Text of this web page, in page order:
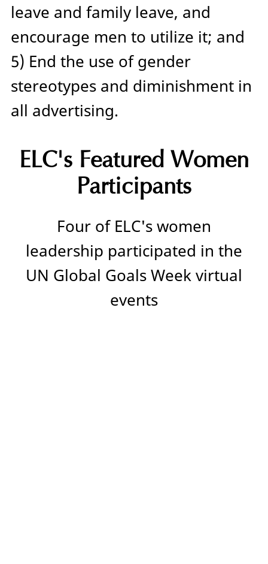
leave and family leave, and
encourage men to utilize it; and
5) End the use of gender
stereotypes and diminishment in
all advertising.
ELC's Featured Women
Participants
Four of ELC's women
leadership participated in the
UN Global Goals Week virtual
events